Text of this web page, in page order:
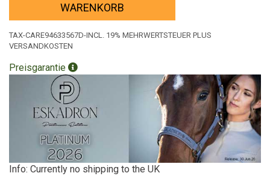
WARENKORB
TAX-CARE94633567D-INCL. 19% MEHRWERTSTEUER PLUS
VERSANDKOSTEN
Preisgarantie
Info: Currently no shipping to the UK